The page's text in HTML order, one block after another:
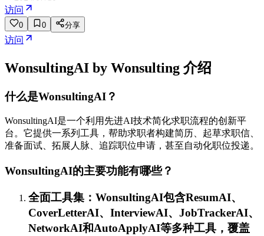
访问
0 0 分享
访问
WonsultingAI by Wonsulting 介绍
什么是WonsultingAI？
WonsultingAI是一个利用先进AI技术简化求职流程的创新平
台。它提供一系列工具，帮助求职者构建简历、起草求职信、
准备面试、拓展人脉、追踪职位申请，甚至自动化职位投递。
WonsultingAI的主要功能有哪些？
全面工具集：WonsultingAI包含ResumAI、
CoverLetterAI、InterviewAI、JobTrackerAI、
NetworkAI和AutoApplyAI等多种工具，覆盖